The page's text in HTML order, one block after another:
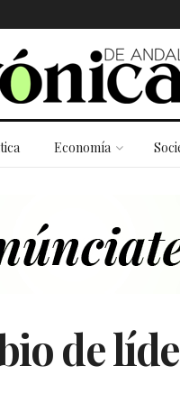
Economía
de